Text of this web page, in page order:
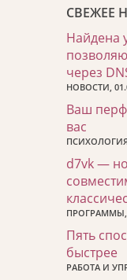
СВЕЖЕЕ
Найдена
через
НОВОСТИ,
Ваш
вас
d7vk —
ПРОГРАММЫ,
Пять
быстрее
РАБОТА И